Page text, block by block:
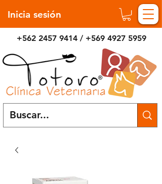
Inicia sesión
+562 2457 9414 / +569 4927 5959